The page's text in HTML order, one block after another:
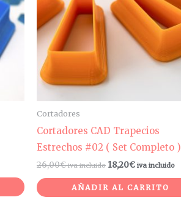
variantes.
Las
opciones
pueden
elegir
producto
Cortadores
Cortadores CAD Trapecios
Estrechos #02 ( Set Completo )
26,00€ iva incluido 18,20€ iva incluido
AÑADIR AL CARRITO